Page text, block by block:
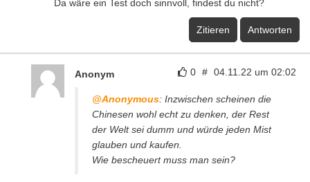
Da wäre ein Test doch sinnvoll, findest du nicht?
Zitieren Antworten
0 # 04.11.22 um 02:02
Anonym
@Anonymous: Inzwischen scheinen die
Chinesen wohl echt zu denken, der Rest
der Welt sei dumm und würde jeden Mist
glauben und kaufen.
Wie bescheuert muss man sein?